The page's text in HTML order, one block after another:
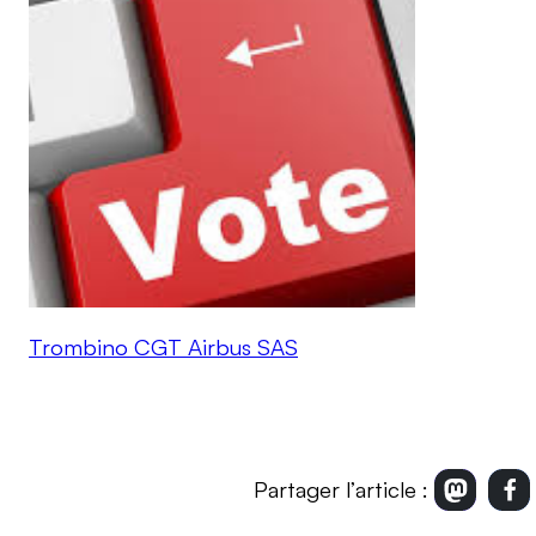
Trombino CGT Airbus SAS
Partager l’article :